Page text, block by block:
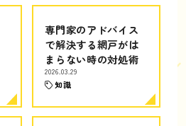
専門家のアドバイス
で解決する網戸がは
まらない時の対処術
2026.03.29
知識